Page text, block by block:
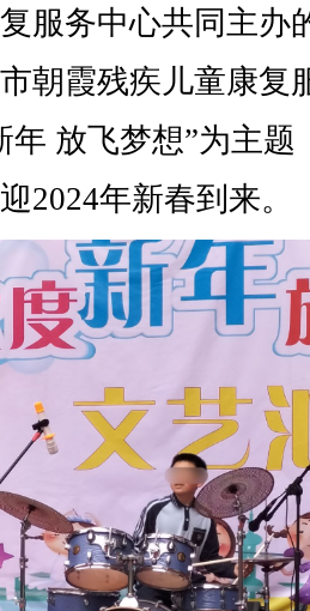
服务中心共同主办
朝霞残疾儿童康复
年 放飞梦想”为主
2024年新春到来。